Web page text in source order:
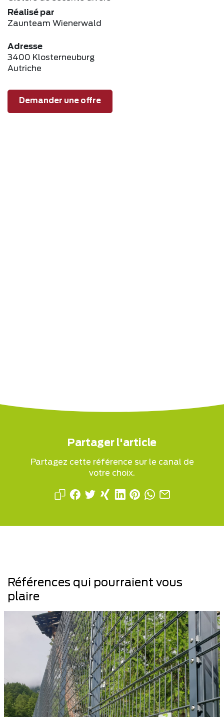
Réalisé par
Zaunteam Wienerwald
Adresse
3400 Klosterneuburg
Autriche
Demander une offre
Partager l'article
Partagez cette référence sur le canal de
votre choix.
Références qui pourraient vous
plaire